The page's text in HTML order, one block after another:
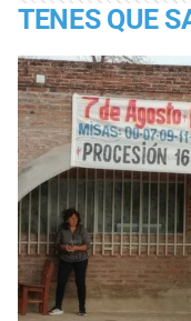
TENES QUE